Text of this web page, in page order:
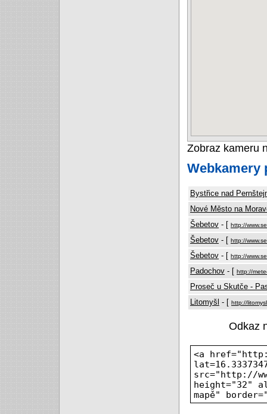
Zobraz kameru
Webkamery
Bystřice nad
Nové Město na
Šebetov - [ http://
Šebetov - [ http://
Šebetov - [ http://
Padochov - [ http://
Proseč u Skutče -
Litomyšl - [ http://
Odkaz
<a href="http://
src="http://
height="32"
mapě"